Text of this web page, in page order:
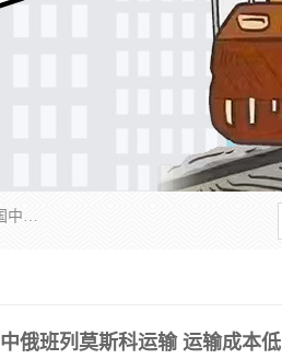
邦赋供应链管理成都有限公司是一家全球性的货物运输代理公司，主要从事：波兰中欧班列、德国中欧班列、出口莫斯科班列、中欧班列进口、蓉欧铁路、成都出口空运等业务，同时亦提供报关、报检、仓储、码头操作等服务。
中俄班列莫斯科运输 运输成本低